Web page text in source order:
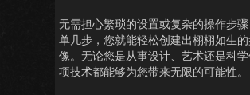
无需担心繁琐的设置或复杂的操作步
单几步，您就能轻松创建出栩栩如生
像。无论您是从事设计、艺术还是科
项技术都能够为您带来无限的可能性。